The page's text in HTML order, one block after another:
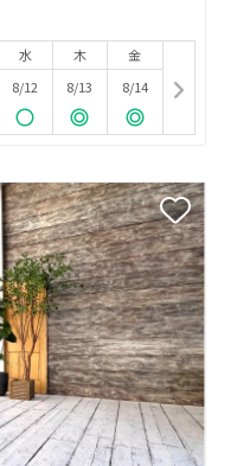
水
8/12
木
8/13
金
8/14